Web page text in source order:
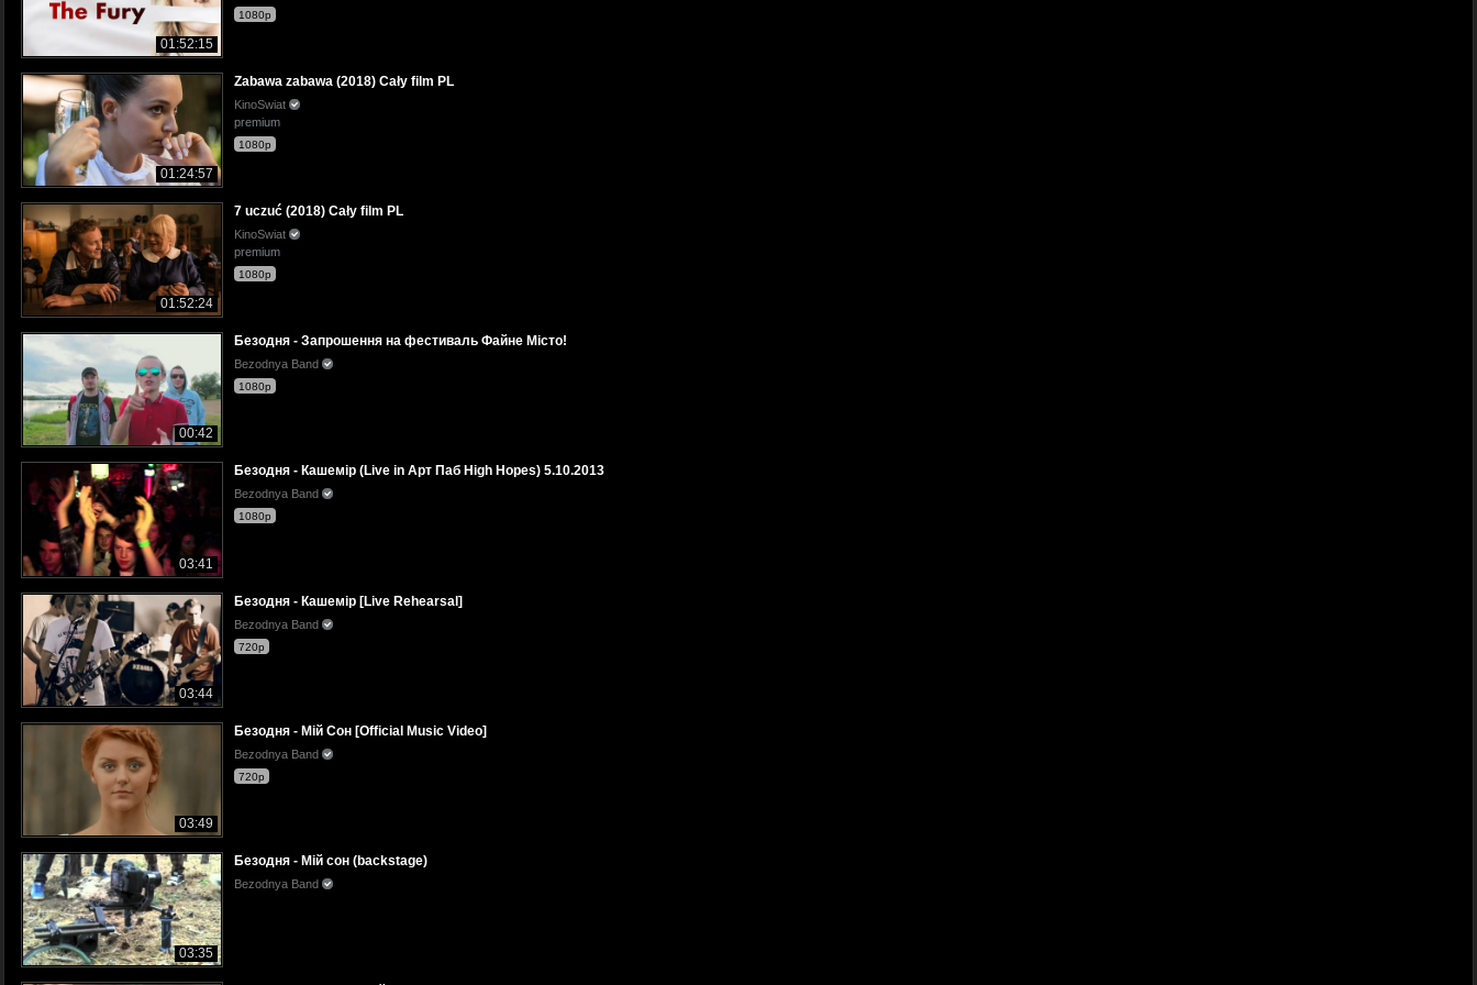
01:52:15
1080p
01:24:57
Zabawa zabawa (2018) Cały film PL
KinoSwiat
premium
1080p
01:52:24
7 uczuć (2018) Cały film PL
KinoSwiat
premium
1080p
00:42
Безодня - Запрошення на фестиваль Файне Місто!
Bezodnya Band
1080p
03:41
Безодня - Кашемір (Live in Арт Паб High Hopes) 5.10.2013
Bezodnya Band
1080p
03:44
Безодня - Кашемір [Live Rehearsal]
Bezodnya Band
720p
03:49
Безодня - Мій Сон [Official Music Video]
Bezodnya Band
720p
03:35
Безодня - Мій сон (backstage)
Bezodnya Band